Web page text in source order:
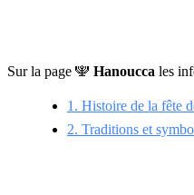
Sur la page 🕎 Hanoucca les
1. Histoire de la fête
2. Traditions et